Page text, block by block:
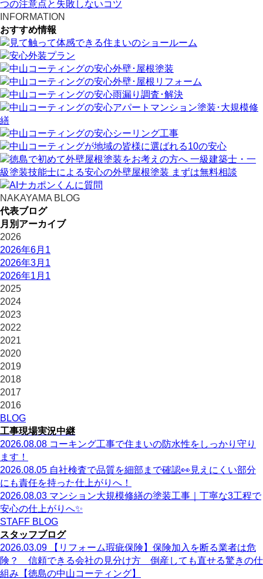
つの注意点と失敗しないコツ
INFORMATION
おすすめ情報
NAKAYAMA BLOG
代表ブログ
月別アーカイブ
2026
2026年6月 1
2026年3月 1
2026年1月 1
2025
2024
2023
2022
2021
2020
2019
2018
2017
2016
BLOG
工事現場実況中継
2026.08.08 コーキング工事で住まいの防水性をしっかり守り
ます！
2026.08.05 自社検査で品質を細部まで確認👀見えにくい部分
にも責任を持った仕上がりへ！
2026.08.03 マンション大規模修繕の塗装工事｜丁寧な3工程で
安心の仕上がりへ✨
STAFF BLOG
スタッフブログ
2026.03.09
【リフォーム瑕疵保険】保険加入を断る業者は危
険？ 信頼できる会社の見分け方 倒産しても直せる驚きの仕
組み【徳島の中山コーティング】